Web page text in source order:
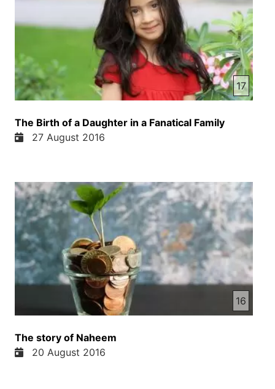
17
The Birth of a Daughter in a Fanatical Family
27 August 2016
16
The story of Naheem
20 August 2016